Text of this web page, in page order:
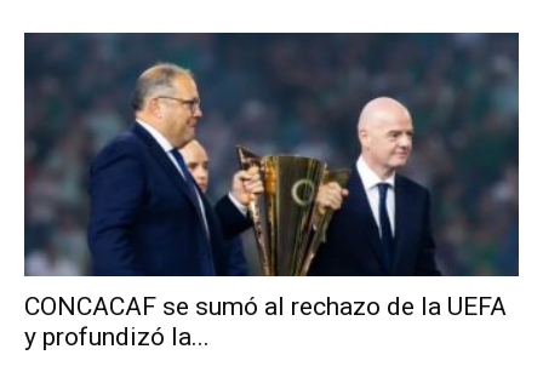
CONCACAF se sumó al rechazo de la UEFA
y profundizó la...